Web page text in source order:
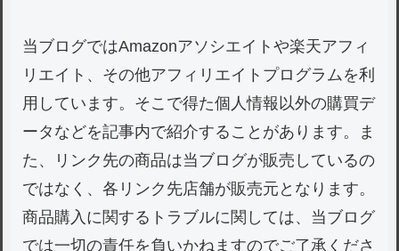
当ブログではAmazonアソシエイトや楽天アフィ
リエイト、その他アフィリエイトプログラムを利
用しています。そこで得た個人情報以外の購買デ
ータなどを記事内で紹介することがあります。ま
た、リンク先の商品は当ブログが販売しているの
ではなく、各リンク先店舗が販売元となります。
商品購入に関するトラブルに関しては、当ブログ
では一切の責任を負いかねますのでご了承くださ